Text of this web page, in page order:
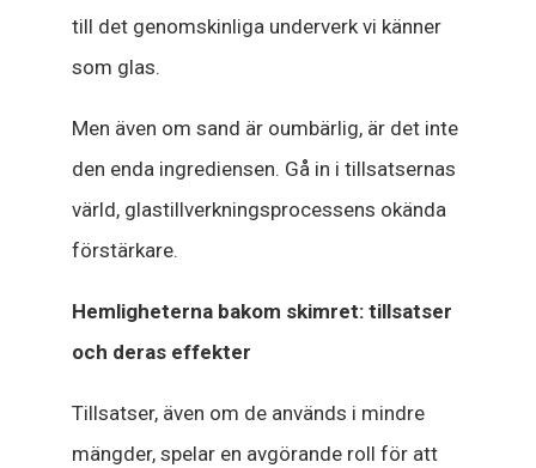
till det genomskinliga underverk vi känner
som glas.
Men även om sand är oumbärlig, är det inte
den enda ingrediensen. Gå in i tillsatsernas
värld, glastillverkningsprocessens okända
förstärkare.
Hemligheterna bakom skimret: tillsatser
och deras effekter
Tillsatser, även om de används i mindre
mängder, spelar en avgörande roll för att